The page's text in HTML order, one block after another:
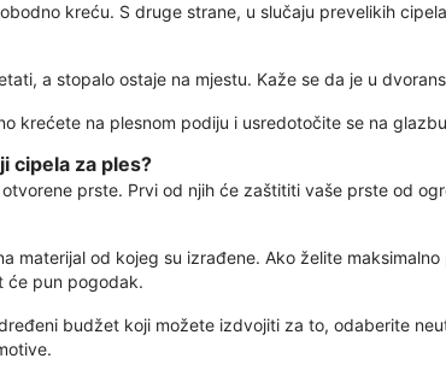
kreću. S druge strane, u slučaju prevelikih
a stopalo ostaje na mjestu. Kaže se da je u
krećete na plesnom podiju i usredotočite se na
cipela za ples?
prste. Prvi od njih će zaštititi vaše prste od
materijal od kojeg su izrađene. Ako želite
će pun pogodak.
budžet koji možete izdvojiti za to, odaberite